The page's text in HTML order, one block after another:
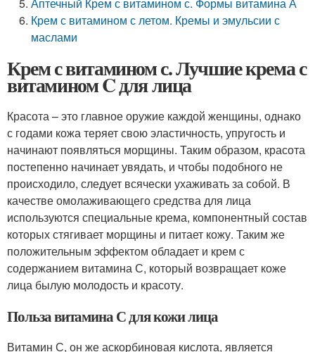
Крем с витамином с летом. Кремы и эмульсии с
маслами
Крем с витамином с. Лучшие крема с
витамином C для лица
Красота – это главное оружие каждой женщины, однако
с годами кожа теряет свою эластичность, упругость и
начинают появляться морщины. Таким образом, красота
постепенно начинает увядать, и чтобы подобного не
происходило, следует всячески ухаживать за собой. В
качестве омолаживающего средства для лица
используются специальные крема, компонентный состав
которых стягивает морщины и питает кожу. Таким же
положительным эффектом обладает и крем с
содержанием витамина С, который возвращает коже
лица былую молодость и красоту.
Польза витамина С для кожи лица
Витамин С, он же аскорбиновая кислота, является